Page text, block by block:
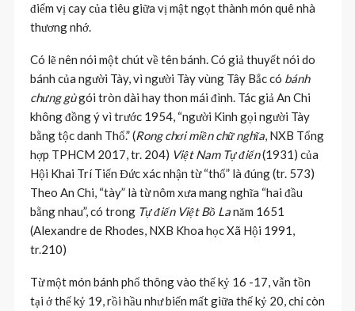
điểm vị cay của tiêu giữa vị mật ngọt thành món quê nhà
thương nhớ.
Có lẽ nên nói một chút về tên bánh. Có giả thuyết nói do
bánh của người Tày, vì người Tày vùng Tây Bắc có bánh
chưng gùgói tròn dài hay thon mái đình. Tác giả An Chi
không đồng ý vì trước 1954, “người Kinh gọi người Tày
bằng tộc danh Thổ.” (Rong chơi miền chữ nghĩa, NXB Tổng
hợp TPHCM 2017, tr. 204) Việt Nam Tự điển(1931) của
Hội Khai Trí Tiến Đức xác nhận từ “thổ” là đúng (tr. 573)
Theo An Chi, “tày” là từ nôm xưa mang nghĩa “hai đầu
bằng nhau”, có trong Tự điển Việt Bồ Lanăm 1651
(Alexandre de Rhodes, NXB Khoa học Xã Hội 1991,
tr.210)
Từ một món bánh phổ thông vào thế kỷ 16 -17, vẫn tồn
tại ở thế kỷ 19, rồi hầu như biến mất giữa thế kỷ 20, chỉ còn